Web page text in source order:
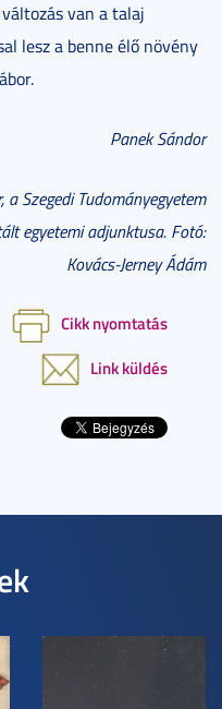
van a talaj
lesz a benne élő növény
Panek Sándor
a Szegedi Tudományegyetem
egyetemi adjunktusa. Fotó:
Kovács-Jerney Ádám
Cikk nyomtatás
Link küldés